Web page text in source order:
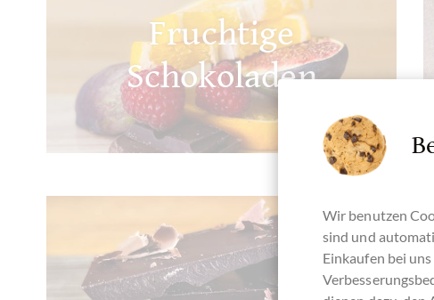
Fruchtige
Schokoladen
Wir benutzen
sind und
Einkaufen bei